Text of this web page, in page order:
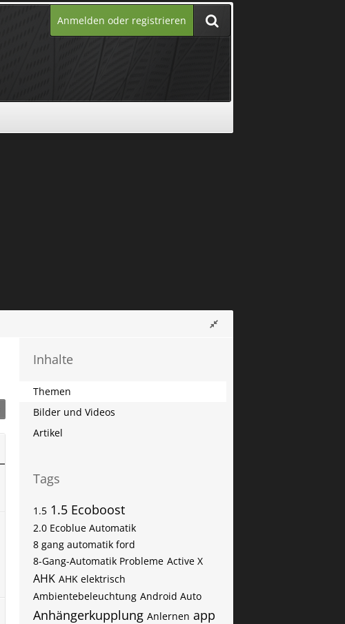
Anmelden oder registrieren
Inhalte
Themen
Bilder und Videos
Artikel
Tags
1.5 1.5 Ecoboost
2.0 Ecoblue Automatik
8 gang automatik ford
8-Gang-Automatik Probleme Active X
AHK AHK elektrisch
Ambientebeleuchtung Android Auto
Anhängerkupplung Anlernen app